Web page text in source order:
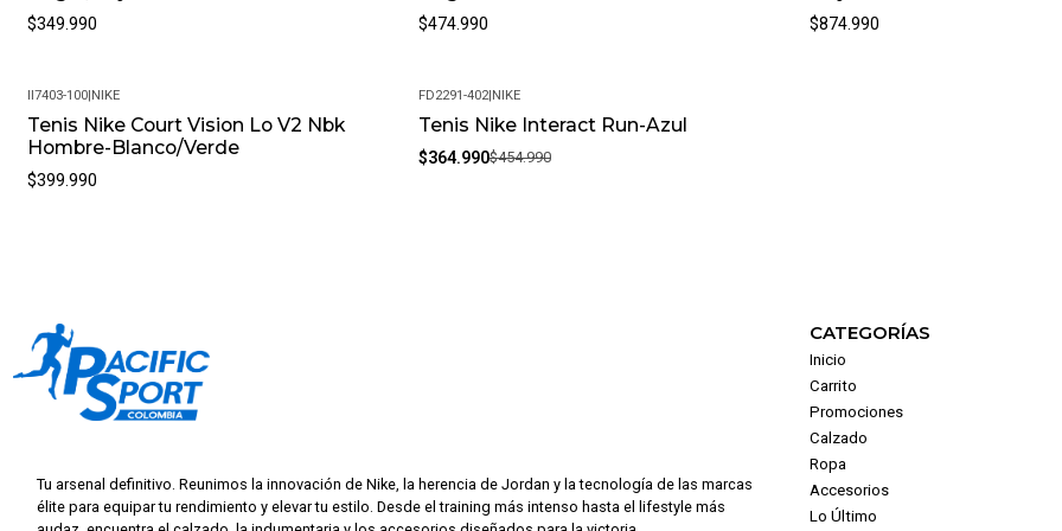
$349.990 $474.990 $874.990
II7403-100|NIKE
Tenis Nike Court Vision Lo V2 Nbk
Hombre-Blanco/Verde
$399.990
-20%
FD2291-402|NIKE
Tenis Nike Interact Run-Azul
$364.990$454.990
Tu arsenal definitivo. Reunimos la innovación de Nike, la herencia de Jordan y la tecnología de las marcas
élite para equipar tu rendimiento y elevar tu estilo. Desde el training más intenso hasta el lifestyle más
CATEGORÍAS
Inicio
Carrito
Promociones
Calzado
Ropa
Accesorios
Lo Último